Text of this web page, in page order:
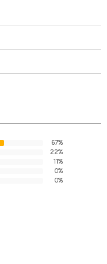
67%
22%
11%
0%
0%